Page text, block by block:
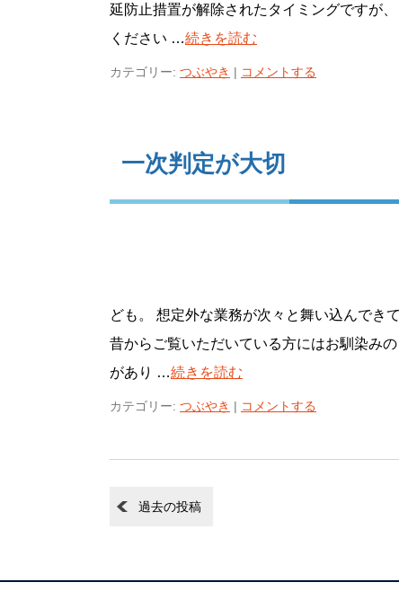
延防止措置が解除されたタイミングですが
ください …続きを読む
カテゴリー: つぶやき | コメントする
一次判定が大切
ども。 想定外な業務が次々と舞い込んでき
昔からご覧いただいている方にはお馴染み
があり …続きを読む
カテゴリー: つぶやき | コメントする
過去の投稿